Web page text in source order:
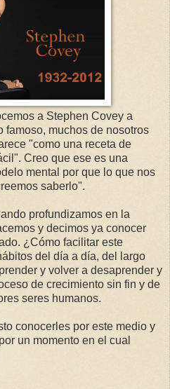
a Stephen Covey a
famoso, muchos de nosotros
"como una receta de
Creo que ese es una
mental por que lo que nos
saberlo".
profundizamos en la
y decimos ya conocer
¿Cómo facilitar este
del día a día, del largo
y volver a desaprender y
de crecimiento sin fin y de
seres humanos.
conocerles por este medio y
un momento en el cual